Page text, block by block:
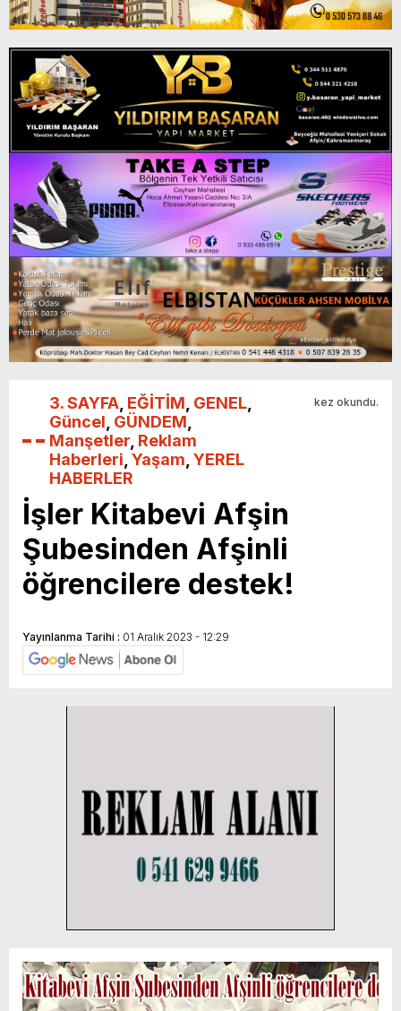
3. SAYFA EĞİTİM GENEL
Güncel GÜNDEM
Manşetler Reklam
Haberleri Yaşam YEREL
HABERLER
kez okundu.
İşler Kitabevi Afşin
Şubesinden Afşinli
öğrencilere destek!
Yayınlanma Tarihi : 01 Aralık 2023 - 12:29